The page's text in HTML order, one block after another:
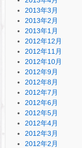
2013年3月
2013年2月
2013年1月
2012年12月
2012年11月
2012年10月
2012年9月
2012年8月
2012年7月
2012年6月
2012年5月
2012年4月
2012年3月
2012年2月